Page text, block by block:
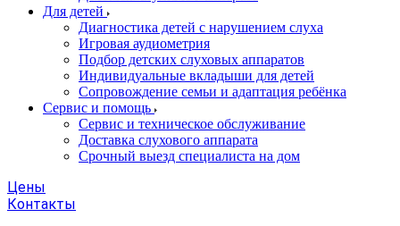
Для детей
Диагностика детей с нарушением слуха
Игровая аудиометрия
Подбор детских слуховых аппаратов
Индивидуальные вкладыши для детей
Сопровождение семьи и адаптация ребёнка
Сервис и помощь
Сервис и техническое обслуживание
Доставка слухового аппарата
Срочный выезд специалиста на дом
Цены
Контакты